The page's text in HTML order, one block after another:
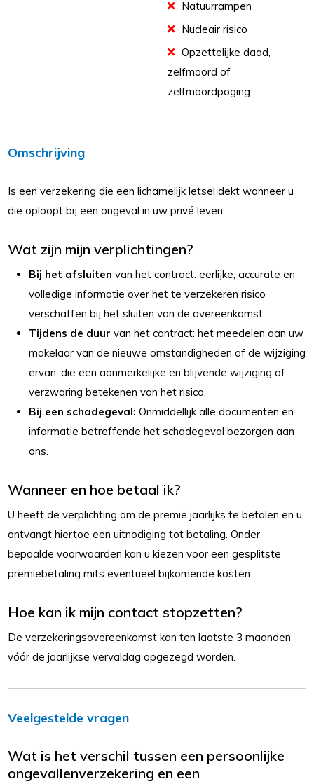
Natuurrampen
Nucleair risico
Opzettelijke daad,
zelfmoord of
zelfmoordpoging
Omschrijving
Is een verzekering die een lichamelijk letsel dekt wanneer u
die oploopt bij een ongeval in uw privé leven.
Wat zijn mijn verplichtingen?
Bij het afsluiten van het contract: eerlijke, accurate en
volledige informatie over het te verzekeren risico
verschaffen bij het sluiten van de overeenkomst.
Tijdens de duur van het contract: het meedelen aan uw
makelaar van de nieuwe omstandigheden of de wijziging
ervan, die een aanmerkelijke en blijvende wijziging of
verzwaring betekenen van het risico.
Bij een schadegeval: Onmiddellijk alle documenten en
informatie betreffende het schadegeval bezorgen aan
ons.
Wanneer en hoe betaal ik?
U heeft de verplichting om de premie jaarlijks te betalen en u
ontvangt hiertoe een uitnodiging tot betaling. Onder
bepaalde voorwaarden kan u kiezen voor een gesplitste
premiebetaling mits eventueel bijkomende kosten.
Hoe kan ik mijn contact stopzetten?
De verzekeringsovereenkomst kan ten laatste 3 maanden
vóór de jaarlijkse vervaldag opgezegd worden.
Veelgestelde vragen
Wat is het verschil tussen een persoonlijke
ongevallenverzekering en een